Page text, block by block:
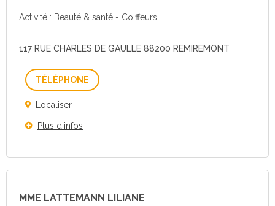
Activité : Beauté & santé - Coiffeurs
117 RUE CHARLES DE GAULLE 88200 REMIREMONT
Téléphone
Localiser
Plus d'infos
MME LATTEMANN LILIANE